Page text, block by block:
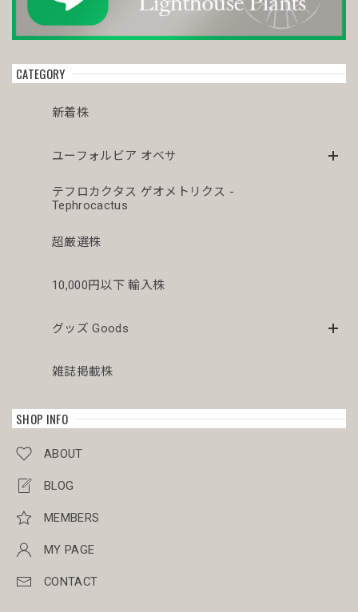
CATEGORY
新着株
ユーフォルビア オベサ
テフロカクタス ゲオメトリクス -
Tephrocactus
超厳選株
10,000円以下 輸入株
グッズ Goods
雑誌掲載株
SHOP INFO
ABOUT
BLOG
MEMBERS
MY PAGE
CONTACT
今年初オベサをお迎えしました。 どぉしてもこの株が欲し
た😊まさにアーティスティックオベサ💓芸術品です😍 今後
とも宜しくお願い致します🙇‍♂️🙇‍♂️
2026/04/03
シュッとスタイルの良いオベサが届きドキドキです。こちら
のでまたお迎えしたいです。
きもありませんでした。梱包を解くのが本当に楽しみです。
うございました。 今回のミイラ梱包も完璧でした。